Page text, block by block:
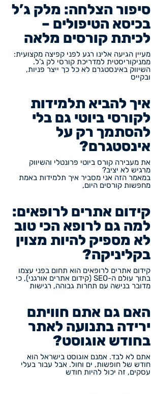
סיפור הצלחה: מלק ג’ל
בכיסא הטיפולים –
לכיתת קורסים מלאה
מעיין הגיעה אלינו רגע לפני קפיצה מקצועית:
ממניקוריסטית למדריכת קורסי לק ג’ל.
השיווק באינסטגרם לא כל כך ייצר פניות,
ובקייס
איך להביא תלמידות
לקורסי ביוטי גם בלי
להסתמך רק על
אינסטגרם?
את מעבירה קורס ביוטי פרונטלי והשיווק
מרגיש לא יציב?
במאמר הזה אני מסביר איך תלמידות באמת
מחפשות קורסים היום,
קידום אתרים לרופאים:
למה גם לרופא הכי טוב
לא מספיק להיות מצוין
בקליניקה?
קידום אתרים לרופאים הוא תחום בפני עצמו
בתוך עולם ה-SEO (קידום אתרים אורגני), כי
מדובר בנישה עם תחרות גבוהה, רגישות
האם גם אתם חוויתם
ירידה בתנועה לאתר
בחודש אוגוסט?
אתם לא לבד. אמנם אוגוסט בישראל הוא
חודש של חופשות, ים וחול. אבל עבור בעלי
עסקים, זה יכול להיות חודש